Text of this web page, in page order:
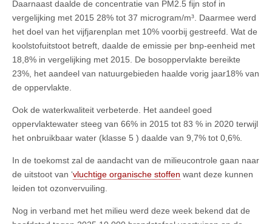
Daarnaast daalde de concentratie van PM2.5 fijn stof in
vergelijking met 2015 28% tot 37 microgram/m³. Daarmee werd
het doel van het vijfjarenplan met 10% voorbij gestreefd. Wat de
koolstofuitstoot betreft, daalde de emissie per bnp-eenheid met
18,8% in vergelijking met 2015. De bosoppervlakte bereikte
23%, het aandeel van natuurgebieden haalde vorig jaar18% van
de oppervlakte.
Ook de waterkwaliteit verbeterde. Het aandeel goed
oppervlaktewater steeg van 66% in 2015 tot 83 % in 2020 terwijl
het onbruikbaar water (klasse 5 ) daalde van 9,7% tot 0,6%.
In de toekomst zal de aandacht van de milieucontrole gaan naar
de uitstoot van ‘vluchtige organische stoffen want deze kunnen
leiden tot ozonvervuiling.
Nog in verband met het milieu werd deze week bekend dat de